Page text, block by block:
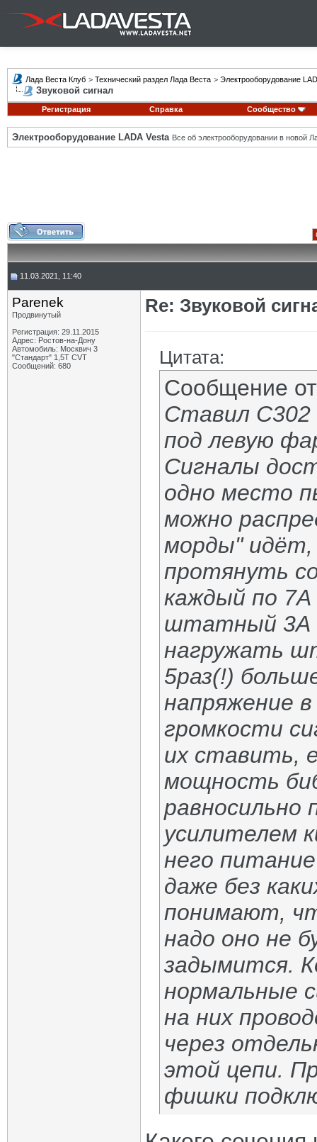
Лада Веста Клуб > Технический раздел Лада Веста > Электрооборудование
Звуковой сигнал
Регистрация Справка Сообщество
Электрооборудование LADA Vesta Все об электрооборудовании в новой
11.03.2021, 11:40
Parenek
Продвинутый
Регистрация: 29.11.2015
Адрес: Ростов-на-Дону
Автомобиль: Москвич 3
"Стандарт" 1,5Т CVT
Сообщений: 680
Re: Звуковой
Цитата:
Сообщение
Ставил С302
под левую
Сигналы
одно место
можно
морды" идёт,
протянуть
каждый по
штатный 3А
нагружать
5раз(!)
напряжение
громкости
их ставить,
мощность
равносильно
усилителем
него
даже без
понимают,
надо оно не
задымится.
нормальные
на них
через
этой цепи.
фишки